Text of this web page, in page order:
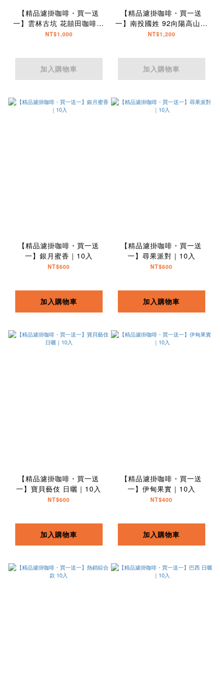
【精品濾掛咖啡・買一送
一】雲林古坑 花囍田咖啡莊
園 SL34｜10入
NT$1,000
加入購物車
【精品濾掛咖啡・買一送
一】南投國姓 92向陽高山咖
啡 藝伎｜10入
NT$1,200
加入購物車
【精品濾掛咖啡・買一送
一】銀月蜜香｜10入
NT$600
加入購物車
【精品濾掛咖啡・買一送
一】尋果派對｜10入
NT$600
加入購物車
【精品濾掛咖啡・買一送
一】寶貝藝伎 日曬｜10入
NT$600
加入購物車
【精品濾掛咖啡・買一送
一】伊甸果實｜10入
NT$400
加入購物車